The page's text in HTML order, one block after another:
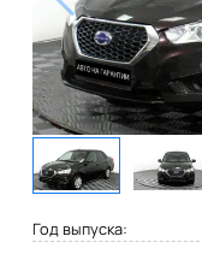
Год выпуска: